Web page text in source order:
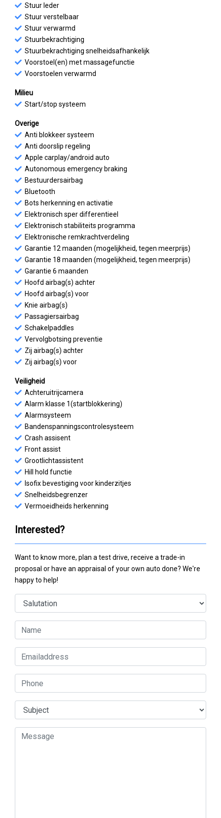
Stuur leder
Stuur verstelbaar
Stuur verwarmd
Stuurbekrachtiging
Stuurbekrachtiging snelheidsafhankelijk
Voorstoel(en) met massagefunctie
Voorstoelen verwarmd
Milieu
Start/stop systeem
Overige
Anti blokkeer systeem
Anti doorslip regeling
Apple carplay/android auto
Autonomous emergency braking
Bestuurdersairbag
Bluetooth
Bots herkenning en activatie
Elektronisch sper differentieel
Elektronisch stabiliteits programma
Elektronische remkrachtverdeling
Garantie 12 maanden (mogelijkheid, tegen meerprijs)
Garantie 18 maanden (mogelijkheid, tegen meerprijs)
Garantie 6 maanden
Hoofd airbag(s) achter
Hoofd airbag(s) voor
Knie airbag(s)
Passagiersairbag
Schakelpaddles
Vervolgbotsing preventie
Zij airbag(s) achter
Zij airbag(s) voor
Veiligheid
Achteruitrijcamera
Alarm klasse 1(startblokkering)
Alarmsysteem
Bandenspanningscontrolesysteem
Crash assisent
Front assist
Grootlichtassistent
Hill hold functie
Isofix bevestiging voor kinderzitjes
Snelheidsbegrenzer
Vermoeidheids herkenning
Interested?
Want to know more, plan a test drive, receive a trade-in
proposal or have an appraisal of your own auto done? We're
happy to help!